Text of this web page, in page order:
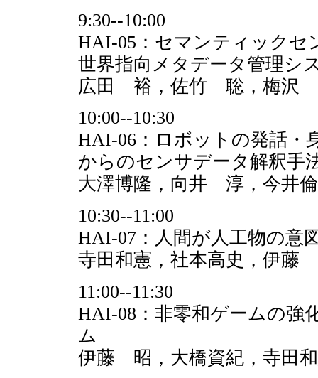
9:30--10:00
HAI-05：セマンティックセ
世界指向メタデータ管理シ
広田 裕，佐竹 聡，梅沢
10:00--10:30
HAI-06：ロボットの発話・
からのセンサデータ解釈手
大澤博隆，向井 淳，今井
10:30--11:00
HAI-07：人間が人工物の意
寺田和憲，社本高史，伊藤
11:00--11:30
HAI-08：非零和ゲームの強
ム
伊藤 昭，大橋資紀，寺田